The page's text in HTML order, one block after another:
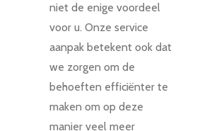
niet de enige voordeel
voor u. Onze service
aanpak betekent ook dat
we zorgen om de
behoeften efficiënter te
maken om op deze
manier veel meer